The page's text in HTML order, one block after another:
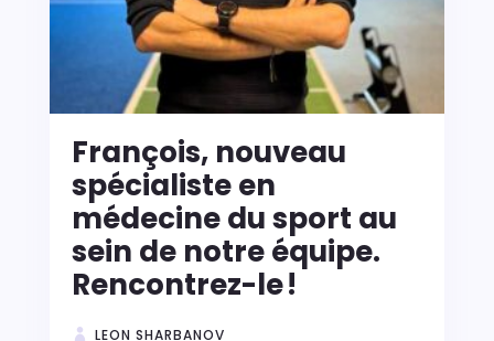
François, nouveau
spécialiste en
médecine du sport au
sein de notre équipe.
Rencontrez-le !
LEON SHARBANOV